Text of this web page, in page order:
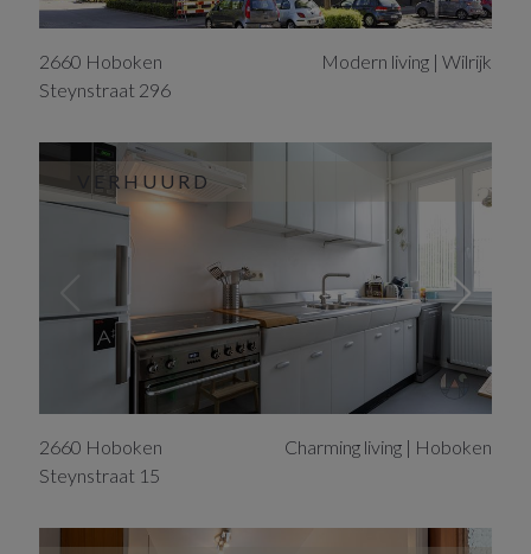
2660 Hoboken
Steynstraat 296
Modern living | Wilrijk
VERHUURD
2660 Hoboken
Steynstraat 15
Charming living | Hoboken